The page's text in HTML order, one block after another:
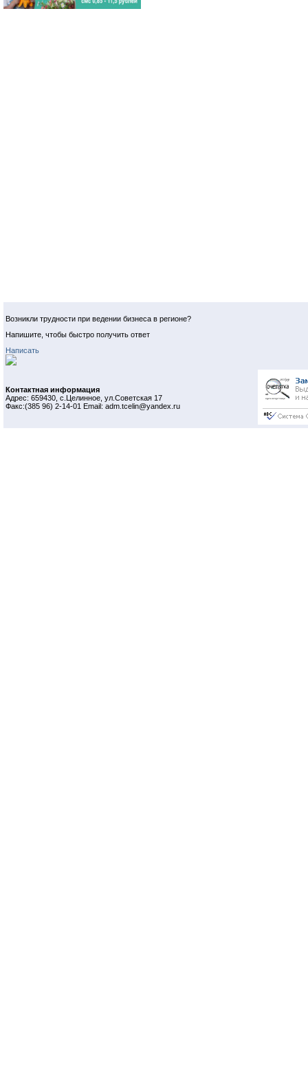
Возникли трудности при ведении бизнеса в регионе?
Напишите, чтобы быстро получить ответ
Написать
Контактная информация
Адрес: 659430, с.Целинное, ул.Советская 17
Факс:(385 96) 2-14-01 Email: adm.tcelin@yandex.ru